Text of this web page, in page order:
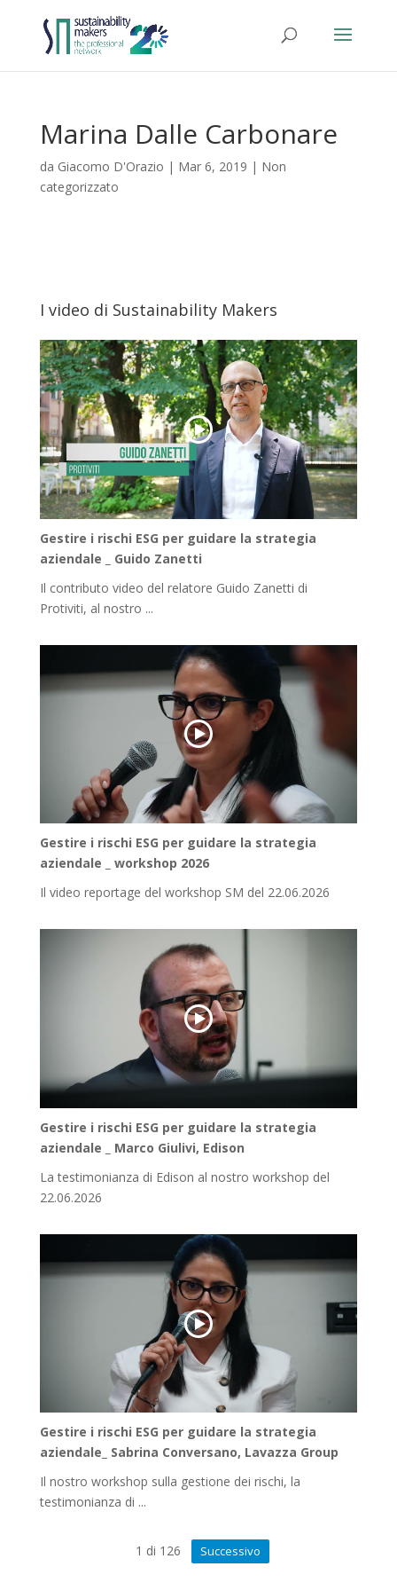
Marina Dalle Carbonare
da Giacomo D'Orazio | Mar 6, 2019 | Non
categorizzato
I video di Sustainability Makers
Gestire i rischi ESG per guidare la strategia
aziendale _ Guido Zanetti
Il contributo video del relatore Guido Zanetti di
Protiviti, al nostro ...
Gestire i rischi ESG per guidare la strategia
aziendale _ workshop 2026
Il video reportage del workshop SM del 22.06.2026
Gestire i rischi ESG per guidare la strategia
aziendale _ Marco Giulivi, Edison
La testimonianza di Edison al nostro workshop del
22.06.2026
Gestire i rischi ESG per guidare la strategia
aziendale_ Sabrina Conversano, Lavazza Group
Il nostro workshop sulla gestione dei rischi, la
testimonianza di ...
1 di 126 Successivo